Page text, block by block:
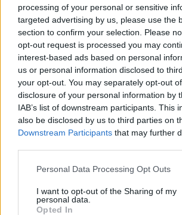
processing of your personal or sensitive
targeted advertising by us, please use the
section to confirm your selection. Please
opt-out request is processed you may
interest-based ads based on personal
us or personal information disclosed to
your opt-out. You may separately opt-out
disclosure of your personal information by
IAB’s list of downstream participants. This
also be disclosed by us to third parties on
Downstream Participants that may further
Personal Data Processing Opt Outs
I want to opt-out of the Sharing of my
personal data.
Opted In
Ähtärin eläinpuisto saa uusia
Eläinpuistoon muuttaa kolme
silmälasikarhua.
Info
Tietosuojalauseke
Mediatiedot
RSS-ohje
Jocka
Päivän Lehti